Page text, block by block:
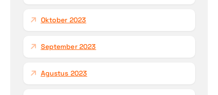
Oktober 2023
September 2023
Agustus 2023